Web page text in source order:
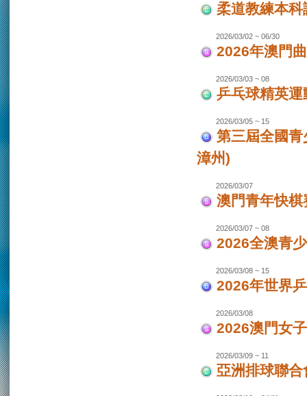
柔道教練本科
2026/03/02 ~ 06/30
2026年澳門
2026/03/03 ~ 08
乒乓球精英
2026/03/05 ~ 15
第三屆全國
漳州)
2026/03/07
澳門青年快棋
2026/03/07 ~ 08
2026全澳青
2026/03/08 ~ 15
2026年世界
2026/03/08
2026澳門女
2026/03/09 ~ 11
亞洲排球聯